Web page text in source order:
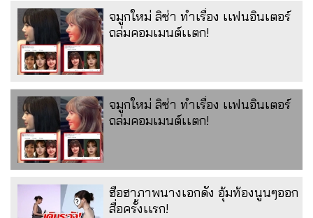
จมูกใหม่ ลิซ่า ทำเรื่อง เเฟนอินเตอร์
ถล่มคอมเมนต์เเตก!
จมูกใหม่ ลิซ่า ทำเรื่อง เเฟนอินเตอร์
ถล่มคอมเมนต์เเตก!
ฮือฮาภาพนางเอกดัง อุ้มท้องนูนๆออก
สื่อครั้งเเรก!